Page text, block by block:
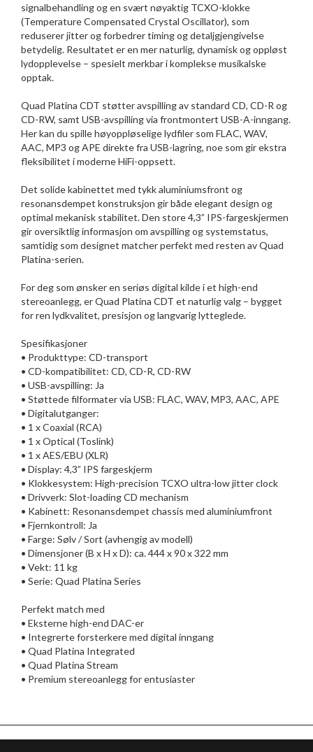
signalbehandling og en svært nøyaktig TCXO-klokke
(Temperature Compensated Crystal Oscillator), som
reduserer jitter og forbedrer timing og detaljgjengivelse
betydelig. Resultatet er en mer naturlig, dynamisk og oppløst
lydopplevelse – spesielt merkbar i komplekse musikalske
opptak.
Quad Platina CDT støtter avspilling av standard CD, CD-R og
CD-RW, samt USB-avspilling via frontmontert USB-A-inngang.
Her kan du spille høyoppløselige lydfiler som FLAC, WAV,
AAC, MP3 og APE direkte fra USB-lagring, noe som gir ekstra
fleksibilitet i moderne HiFi-oppsett.
Det solide kabinettet med tykk aluminiumsfront og
resonansdempet konstruksjon gir både elegant design og
optimal mekanisk stabilitet. Den store 4,3” IPS-fargeskjermen
gir oversiktlig informasjon om avspilling og systemstatus,
samtidig som designet matcher perfekt med resten av Quad
Platina-serien.
For deg som ønsker en seriøs digital kilde i et high-end
stereoanlegg, er Quad Platina CDT et naturlig valg – bygget
for ren lydkvalitet, presisjon og langvarig lytteglede.
Spesifikasjoner
• Produkttype: CD-transport
• CD-kompatibilitet: CD, CD-R, CD-RW
• USB-avspilling: Ja
• Støttede filformater via USB: FLAC, WAV, MP3, AAC, APE
• Digitalutganger:
• 1 x Coaxial (RCA)
• 1 x Optical (Toslink)
• 1 x AES/EBU (XLR)
• Display: 4,3” IPS fargeskjerm
• Klokkesystem: High-precision TCXO ultra-low jitter clock
• Drivverk: Slot-loading CD mechanism
• Kabinett: Resonansdempet chassis med aluminiumfront
• Fjernkontroll: Ja
• Farge: Sølv / Sort (avhengig av modell)
• Dimensjoner (B x H x D): ca. 444 x 90 x 322 mm
• Vekt: 11 kg
• Serie: Quad Platina Series
Perfekt match med
• Eksterne high-end DAC-er
• Integrerte forsterkere med digital inngang
• Quad Platina Integrated
• Quad Platina Stream
• Premium stereoanlegg for entusiaster